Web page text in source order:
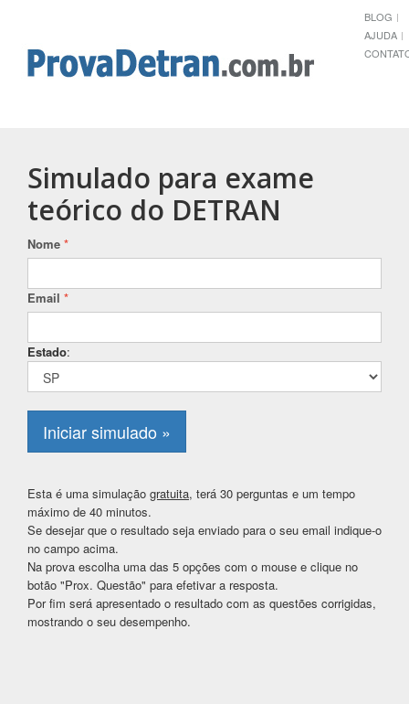
BLOG
AJUDA
Simulado para exame
teórico do DETRAN
Nome *
Email *
Estado:
Iniciar simulado »
Esta é uma simulação gratuita, terá 30 perguntas e um tempo
máximo de 40 minutos.
Se desejar que o resultado seja enviado para o seu email indique-o
no campo acima.
Na prova escolha uma das 5 opções com o mouse e clique no
botão "Prox. Questão" para efetivar a resposta.
Por fim será apresentado o resultado com as questões corrigidas,
mostrando o seu desempenho.